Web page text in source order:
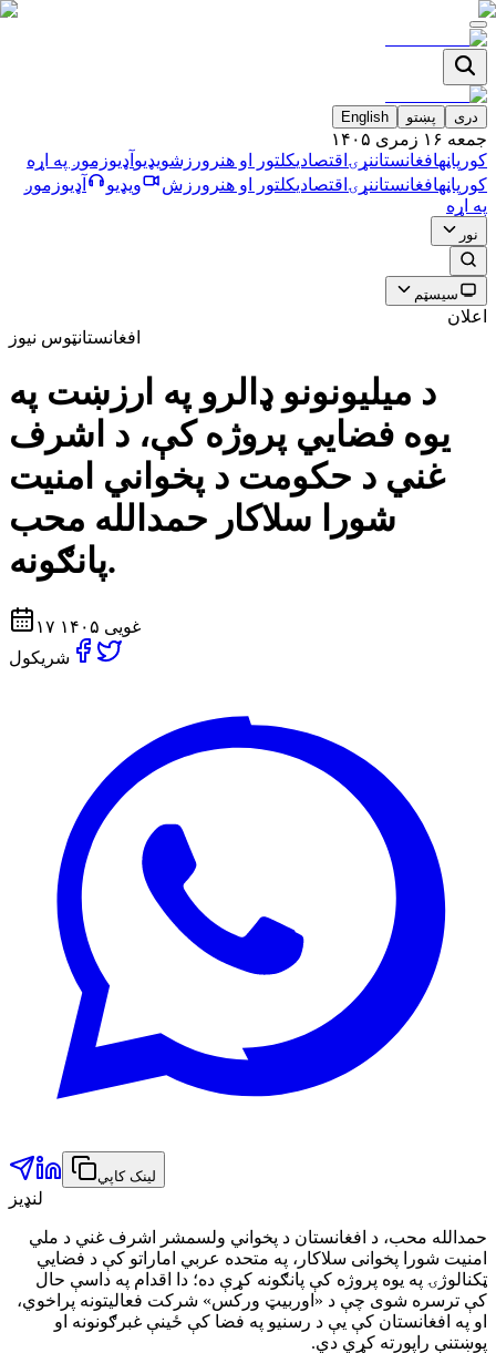
دری پښتو English
جمعه ۱۶ زمری ۱۴۰۵
کورپاڼهافغانستاننړۍ اقتصاديکلتور او هنر ورزشویډیو آډیوزموږ په اړه
کورپاڼهافغانستاننړۍ اقتصاديکلتور او هنر ورزش ویډیو آډیوزموږ
په اړه
نور
سیسټم
اعلان
افغانستانټوس نیوز
د میلیونونو ډالرو په ارزښت په
یوه فضایي پروژه کې، د اشرف
غني د حکومت د پخواني امنیت
شورا سلاکار حمدالله محب
پانګونه.
۱۷ غویی ۱۴۰۵
شریکول
لینک کاپي
لنډیز
حمدالله محب، د افغانستان د پخواني ولسمشر اشرف غني د ملي
امنیت شورا پخوانی سلاکار، په متحده عربي اماراتو کې د فضايي
ټکنالوژۍ په یوه پروژه کې پانګونه کړې ده؛ دا اقدام په داسې حال
کې ترسره شوی چې د «اوربیټ ورکس» شرکت فعالیتونه پراخوي،
او په افغانستان کې یې د رسنیو په فضا کې ځینې غبرګونونه او
پوښتنې راپورته کړي دي.